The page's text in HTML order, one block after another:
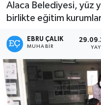
Alaca Belediyesi, yüz
birlikte eğitim
EBRU ÇALIK
MUHABIR